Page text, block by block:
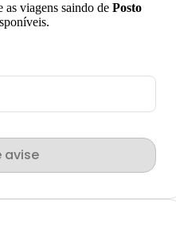
as viagens saindo de Posto
avise